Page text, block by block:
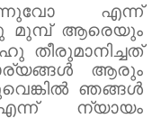
എന്ന്
മുമ്പ് ആരെയും
തീരുമാനിച്ചത്
ആരും
ഞങ്ങൾ
ന്യായം